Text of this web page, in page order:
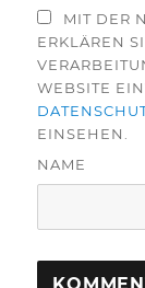
MIT DER
ERKLÄREN
WEBSITE
EINSEHEN.
NAME